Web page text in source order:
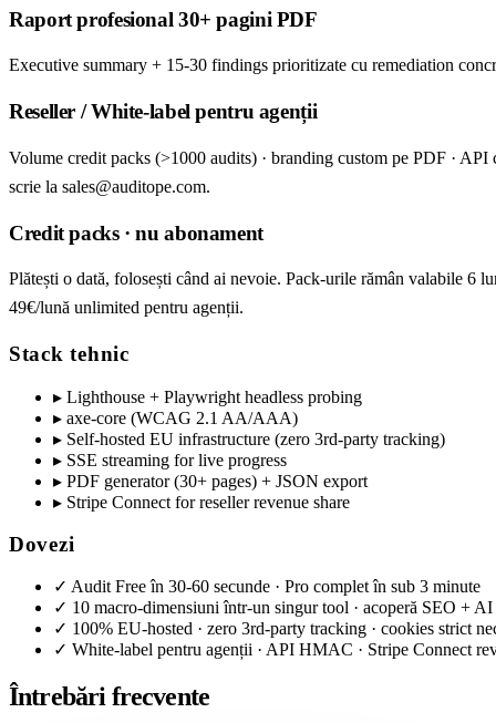
Raport profesional 30+ pagini PDF
Executive summary + 15-30 findings prioritizate cu remediation
Reseller / White-label pentru agenții
Volume credit packs (>1000 audits) · branding custom pe PDF ·
scrie la sales@auditope.com.
Credit packs · nu abonament
Plătești o dată, folosești când ai nevoie. Pack-urile rămân valabile 6
49€/lună unlimited pentru agenții.
Stack tehnic
▸ Lighthouse + Playwright headless probing
▸ axe-core (WCAG 2.1 AA/AAA)
▸ Self-hosted EU infrastructure (zero 3rd-party tracking)
▸ SSE streaming for live progress
▸ PDF generator (30+ pages) + JSON export
▸ Stripe Connect for reseller revenue share
Dovezi
✓ Audit Free în 30-60 secunde · Pro complet în sub 3 minute
✓ 10 macro-dimensiuni într-un singur tool · acoperă SEO +
✓ 100% EU-hosted · zero 3rd-party tracking · cookies strict
✓ White-label pentru agenții · API HMAC · Stripe Connect
Întrebări frecvente